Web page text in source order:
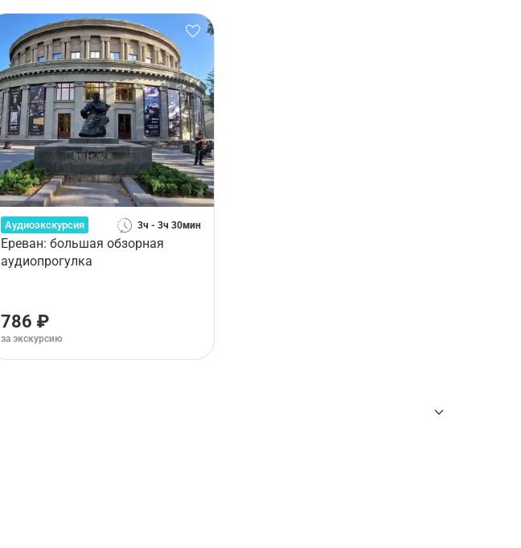
Аудиоэкскурсия 3ч - 3ч 30мин
Ереван: большая обзорная
аудиопрогулка
786 ₽
за экскурсию